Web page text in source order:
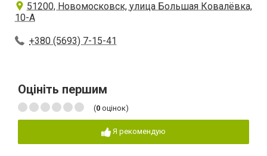
51200, Новомосковск, улица Большая Ковалёвка,
10-А
+380 (5693) 7-15-41
Оцініть першим
(0 оцінок)
Я рекомендую